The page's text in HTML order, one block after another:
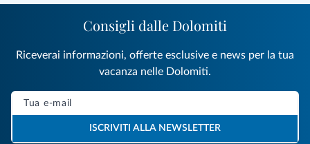
Consigli dalle Dolomiti
Riceverai informazioni, offerte esclusive e news per la tua
vacanza nelle Dolomiti.
ISCRIVITI ALLA NEWSLETTER